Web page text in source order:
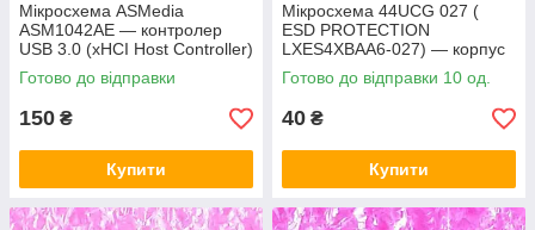
Мікросхема ASMedia
ASM1042AE — контролер
USB 3.0 (xHCI Host Controller)
Готово до відправки
150 ₴
Купити
Мікросхема 44UCG 027 (
ESD PROTECTION
LXES4XBAA6-027) — корпус
msop8
Готово до відправки 10 од.
40 ₴
Купити